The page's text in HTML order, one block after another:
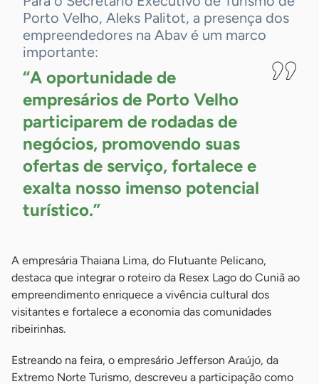
Porto Velho, Aleks Palitot, a presença dos
empreendedores na Abav é um marco
importante:
“A oportunidade de
empresários de Porto Velho
participarem de rodadas de
negócios, promovendo suas
ofertas de serviço, fortalece e
exalta nosso imenso potencial
turístico.”
A empresária Thaiana Lima, do Flutuante Pelicano,
destaca que integrar o roteiro da Resex Lago do Cuniã ao
empreendimento enriquece a vivência cultural dos
visitantes e fortalece a economia das comunidades
ribeirinhas.
Estreando na feira, o empresário Jefferson Araújo, da
Extremo Norte Turismo, descreveu a participação como